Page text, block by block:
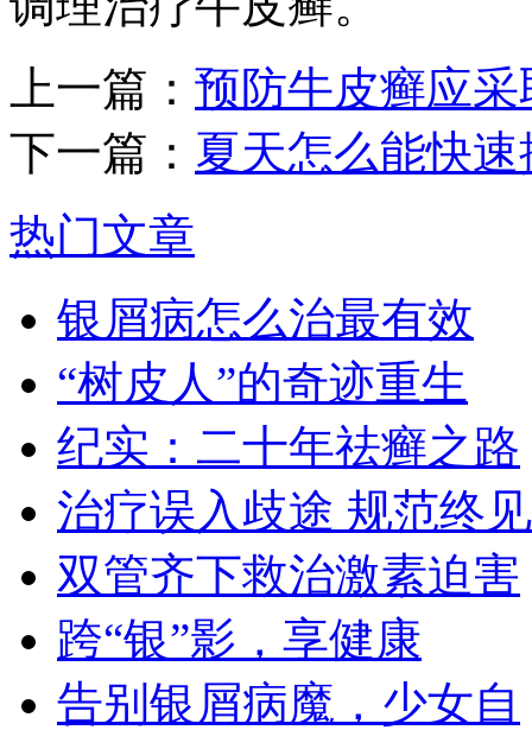
上一篇： 预防牛皮癣应
下一篇： 夏天怎么能快
热门文章
银屑病怎么治最有效
“树皮人”的奇迹重生
纪实：二十年祛癣之路
治疗误入歧途 规范终见
双管齐下救治激素迫害
跨“银”影，享健康
告别银屑病魔，少女自